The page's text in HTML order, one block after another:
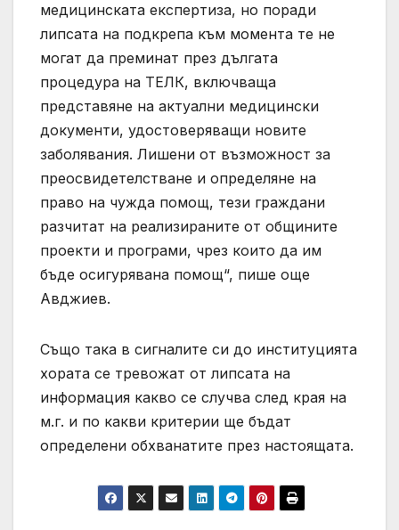
медицинската експертиза, но поради
липсата на подкрепа към момента те не
могат да преминат през дългата
процедура на ТЕЛК, включваща
представяне на актуални медицински
документи, удостоверяващи новите
заболявания. Лишени от възможност за
преосвидетелстване и определяне на
право на чужда помощ, тези граждани
разчитат на реализираните от общините
проекти и програми, чрез които да им
бъде осигурявана помощ“, пише още
Авджиев.
Също така в сигналите си до институцията
хората се тревожат от липсата на
информация какво се случва след края на
м.г. и по какви критерии ще бъдат
определени обхванатите през настоящата.